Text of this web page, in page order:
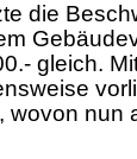
die
gleich.
wovon nun